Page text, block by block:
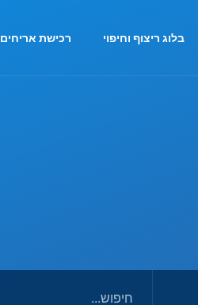
בלוג ריצוף וחיפוי רכישת אריחים